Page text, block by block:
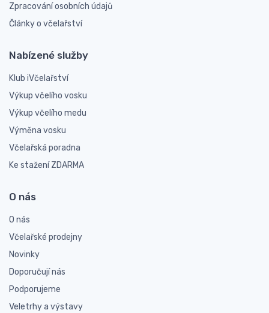
Zpracování osobních údajů
Články o včelařství
Nabízené služby
Klub iVčelařství
Výkup včelího vosku
Výkup včelího medu
Výměna vosku
Včelařská poradna
Ke stažení ZDARMA
O nás
O nás
Včelařské prodejny
Novinky
Doporučují nás
Podporujeme
Veletrhy a výstavy